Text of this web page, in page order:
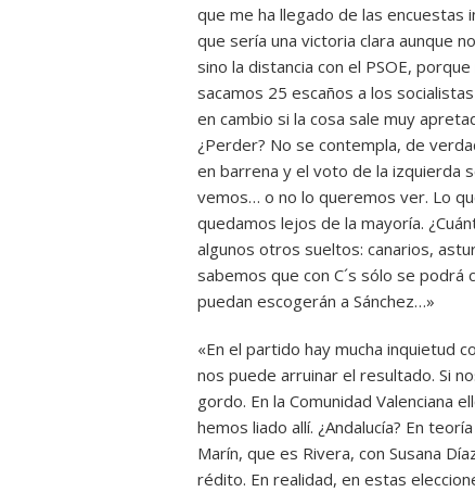
que me ha llegado de las
que sería una victoria clara aunque
sino la distancia con el PSOE,
sacamos 25 escaños a los
en cambio si la cosa sale muy
¿Perder? No se contempla, de
en barrena y el voto de la izquierda
vemos… o no lo queremos ver. Lo
quedamos lejos de la mayoría.
algunos otros sueltos: canarios,
sabemos que con C´s sólo se podrá
puedan escogerán a Sánchez…»
«En el partido hay mucha inquietud
nos puede arruinar el resultado. Si
gordo. En la Comunidad Valenciana
hemos liado allí. ¿Andalucía? En
Marín, que es Rivera, con Susana
rédito. En realidad, en estas